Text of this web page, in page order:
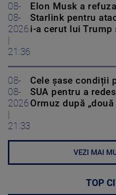
08-
08-
2026
21:36
Elon Musk a
Starlink pentru
i-a cerut lui Trump
08-
08-
2026
21:33
Cele șase condiții
SUA pentru a
Ormuz după
VEZI MAI
TOP